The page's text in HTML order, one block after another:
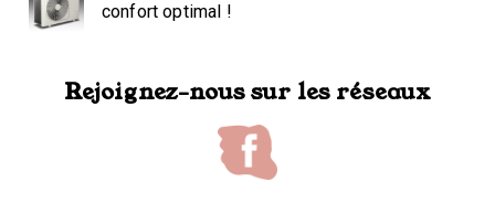
confort optimal !
Rejoignez-nous sur les réseaux